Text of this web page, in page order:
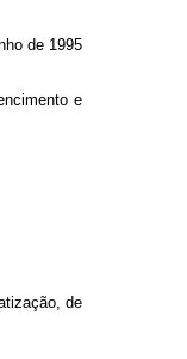
de 1995
e
de